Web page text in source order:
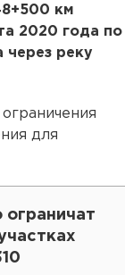
км
2020 года по
через реку
для
ограничат